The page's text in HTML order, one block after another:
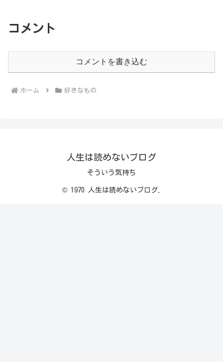
コメント
コメントを書き込む
ホーム 好きなもの
人生は読めないブログ
そういう気持ち
© 1970 人生は読めないブログ.